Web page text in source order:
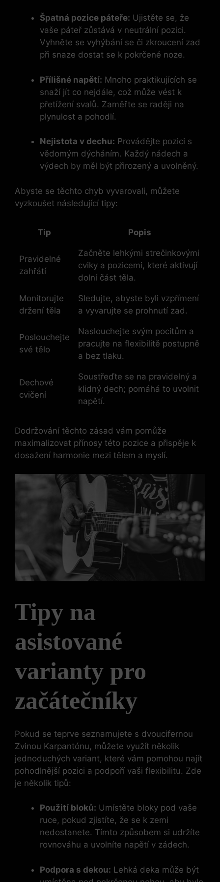
Špatná pozice páteře: Ujistěte se, že
vaše páteř zůstává v neutrální pozici.
Vyhněte se vyhýbání se či zkroucení zad
při snaze dostat se k pokrčené noze.
Přílišné napětí: Mnoho praktikujících se
snaží jít co nejdále, což může vést k
přetížení svalů. Zaměřte se raději na
plynulost a pohodlí.
Nejistota v dechu: Provádějte pozici s
vědomým dýcháním. Každý nádech a
výdech by měl být přirozený a uvolněný.
Abyste se těchto chyb vyvarovali, můžete
vyzkoušet následující tipy:
Tip Popis
Pravidelné
zahřátí
Začněte lehkými strečinkovými
cviky a pozicemi, které aktivují
dolní část těla.
Monitorujte
držení těla
Sledujte, abyste byli vzpřímení
a vyvarujte se prohnutí zad.
Poslouchejte
své tělo
Naslouchejte svým pocitům a
pracujte na flexibilitě postupně
a bez tlaku.
Dechové
cvičení
Soustřeďte se na pravidelný a
klidný dech; pomáhá to uvolnit
napětí.
Dodržování těchto zásad vám pomůže
maximalizovat přínosy této pozice a přispěje k
dosažení harmonie mezi tělem a myslí.
Tipy na
asistované
varianty pro
začátečníky
Pokud se teprve seznamujete s dvoucifernou
Zvinou Karpantónu, můžete využít několik
jednoduchých variant, které vám pomohou najít
pohodlnější pozici a podpoří vaši flexibilitu. Zde
je několik tipů:
Použití bloků: Umístěte bloky pod vaše
ruce, pokud zjistíte, že se k zemi
nedostanete. Tímto způsobem si udržíte
rovnováhu a uvolníte napětí v zádech.
Podpora s dekou: Lehká deka může být